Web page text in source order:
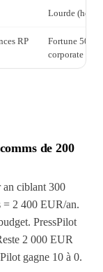
Lourde
RP
Fortune 500,
corporate
de 200
an ciblant 300
= 2 400 EUR/an.
PressPilot
2 000 EUR
gagne 10 à 0.